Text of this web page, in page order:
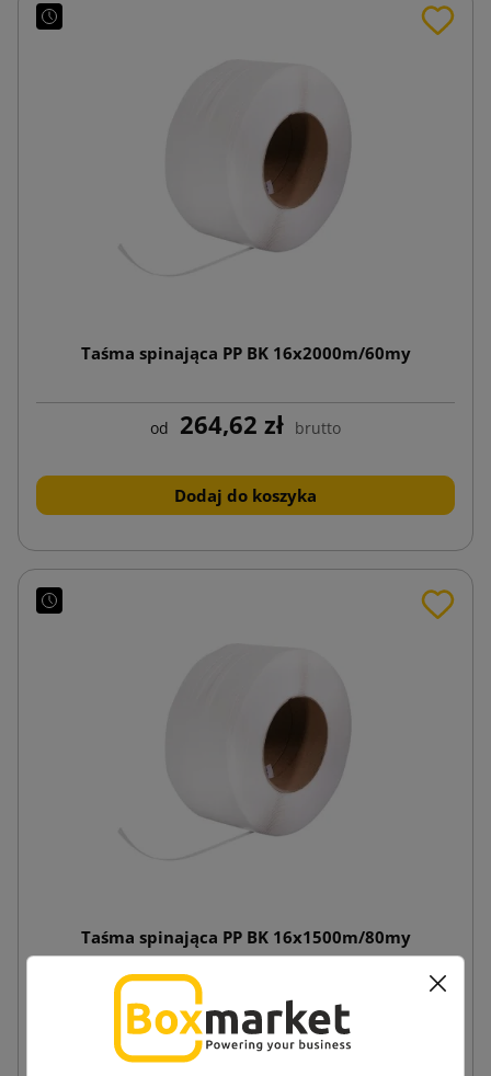
Taśma spinająca PP BK 16x2000m/60my
od 264,62 zł brutto
Dodaj do koszyka
Taśma spinająca PP BK 16x1500m/80my
od 270,77 zł brutto